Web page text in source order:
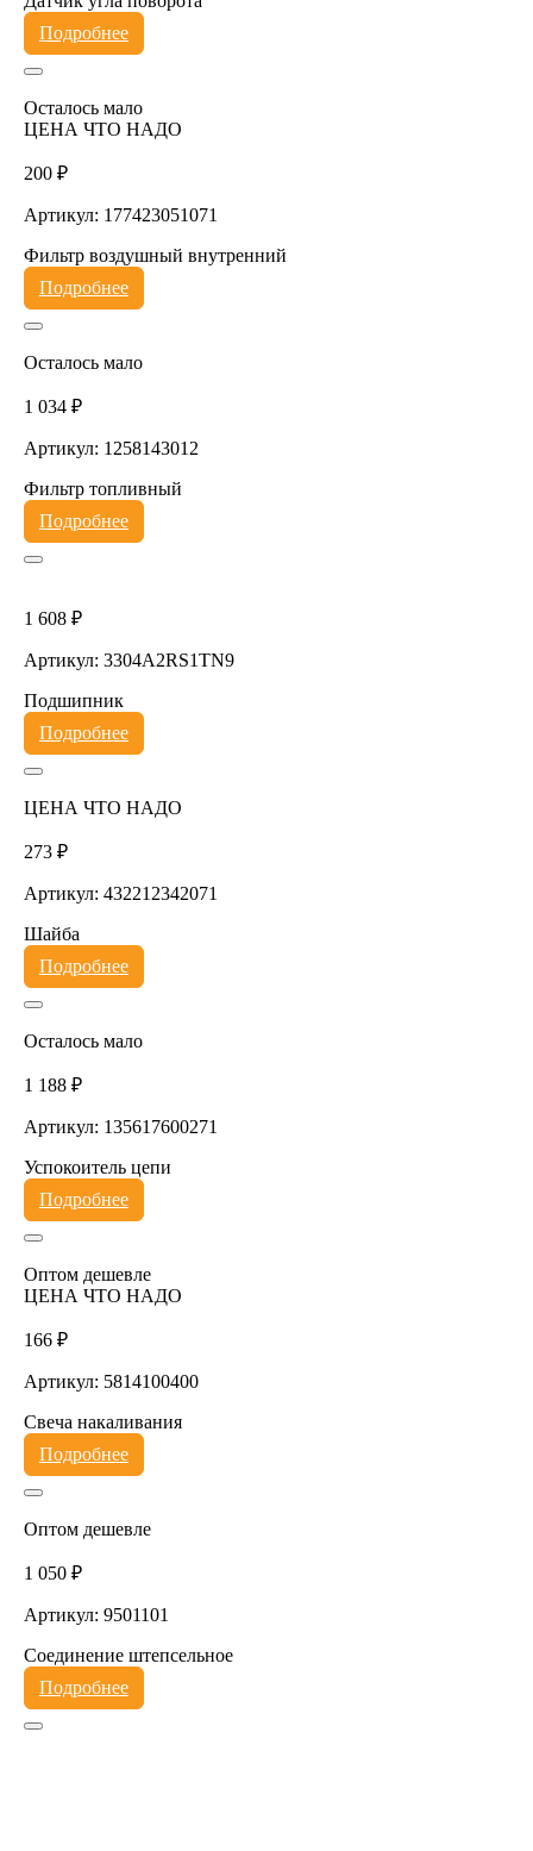
Подробнее
Осталось мало
ЦЕНА ЧТО НАДО
200 ₽
Артикул: 177423051071
Фильтр воздушный внутренний
Подробнее
Осталось мало
1 034 ₽
Артикул: 1258143012
Фильтр топливный
Подробнее
1 608 ₽
Артикул: 3304A2RS1TN9
Подшипник
Подробнее
ЦЕНА ЧТО НАДО
273 ₽
Артикул: 432212342071
Шайба
Подробнее
Осталось мало
1 188 ₽
Артикул: 135617600271
Успокоитель цепи
Подробнее
Оптом дешевле
ЦЕНА ЧТО НАДО
166 ₽
Артикул: 5814100400
Свеча накаливания
Подробнее
Оптом дешевле
1 050 ₽
Артикул: 9501101
Соединение штепсельное
Подробнее